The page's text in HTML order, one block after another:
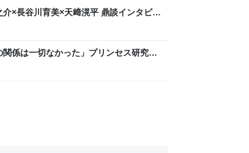
×⻑⾕川育美×天﨑滉平 鼎談インタビュ
係は一切なかった」プリンセス研究
英社オンライン